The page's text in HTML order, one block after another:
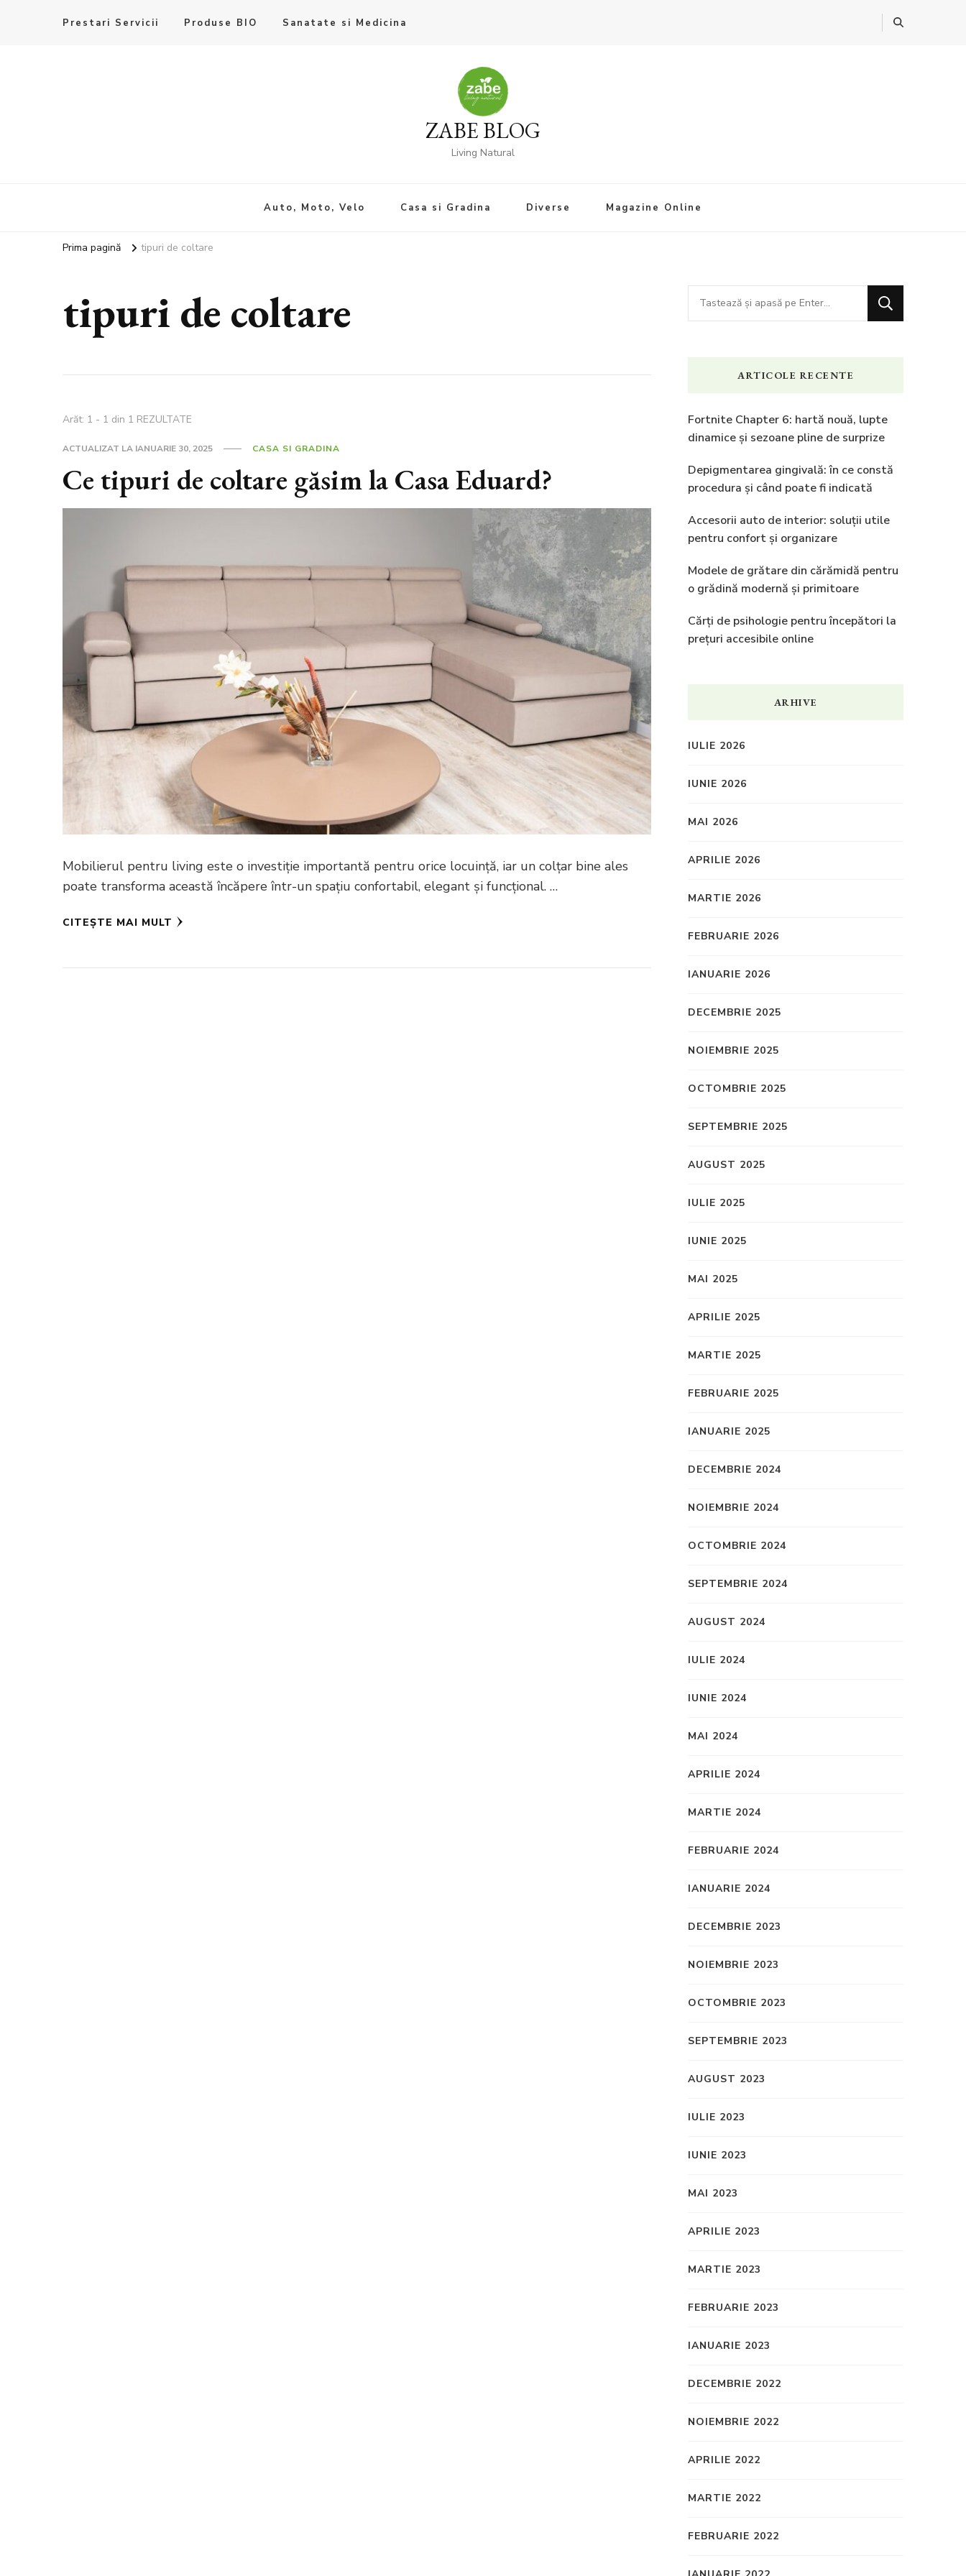
Prestari Servicii Produse BIO Sanatate si Medicina
ZABE BLOG
Living Natural
Auto, Moto, Velo Casa si Gradina Diverse Magazine Online
Prima pagină tipuri de coltare
tipuri de coltare
Arăt: 1 - 1 din 1 REZULTATE
ACTUALIZAT LA IANUARIE 30, 2025 CASA SI GRADINA
Ce tipuri de coltare găsim la Casa Eduard?
Mobilierul pentru living este o investiție importantă pentru orice locuință, iar un colțar bine ales
poate transforma această încăpere într-un spațiu confortabil, elegant și funcțional. …
CITEȘTE MAI MULT
Cauți
ceva?
ARTICOLE RECENTE
Fortnite Chapter 6: hartă nouă, lupte
dinamice și sezoane pline de surprize
Depigmentarea gingivală: în ce constă
procedura și când poate fi indicată
Accesorii auto de interior: soluții utile
pentru confort și organizare
Modele de grătare din cărămidă pentru
o grădină modernă și primitoare
Cărți de psihologie pentru începători la
prețuri accesibile online
ARHIVE
IULIE 2026
IUNIE 2026
MAI 2026
APRILIE 2026
MARTIE 2026
FEBRUARIE 2026
IANUARIE 2026
DECEMBRIE 2025
NOIEMBRIE 2025
OCTOMBRIE 2025
SEPTEMBRIE 2025
AUGUST 2025
IULIE 2025
IUNIE 2025
MAI 2025
APRILIE 2025
MARTIE 2025
FEBRUARIE 2025
IANUARIE 2025
DECEMBRIE 2024
NOIEMBRIE 2024
OCTOMBRIE 2024
SEPTEMBRIE 2024
AUGUST 2024
IULIE 2024
IUNIE 2024
MAI 2024
APRILIE 2024
MARTIE 2024
FEBRUARIE 2024
IANUARIE 2024
DECEMBRIE 2023
NOIEMBRIE 2023
OCTOMBRIE 2023
SEPTEMBRIE 2023
AUGUST 2023
IULIE 2023
IUNIE 2023
MAI 2023
APRILIE 2023
MARTIE 2023
FEBRUARIE 2023
IANUARIE 2023
DECEMBRIE 2022
NOIEMBRIE 2022
APRILIE 2022
MARTIE 2022
FEBRUARIE 2022